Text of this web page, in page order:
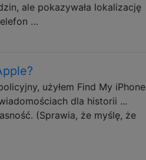
ale pokazywała lokalizację
…
użyłem Find My iPhone
dla historii ...
(Sprawia, że ​​myślę, że